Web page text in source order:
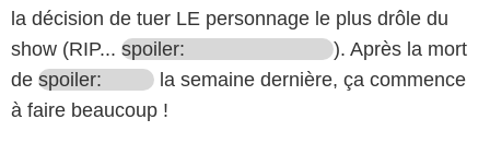
la décision de tuer LE personnage le plus drôle du
show (RIP... spoiler:
). Après la mort
de spoiler:
la semaine dernière, ça commence
à faire beaucoup !